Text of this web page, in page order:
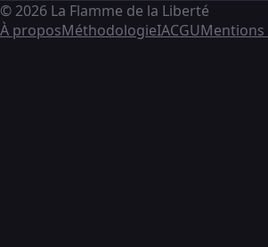
© 2026 La Flamme de la Liberté
À proposMéthodologieIACGUMentions